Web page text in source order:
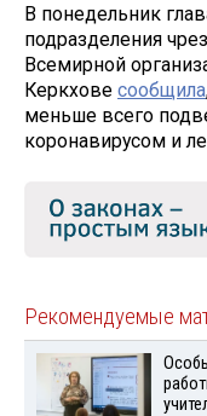
В понедельник
подразделения
Всемирной
Керкхове сообщила
меньше всего
коронавирусом и
Рекомендуемые